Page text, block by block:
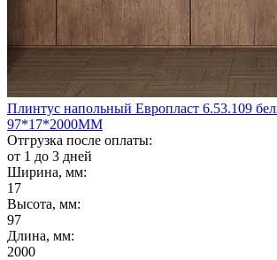
Плинтус напольный Европласт 6.53.109
97*17*2000ММ
Отгрузка после оплаты:
от 1 до 3 дней
Ширина, мм:
17
Высота, мм:
97
Длина, мм:
2000